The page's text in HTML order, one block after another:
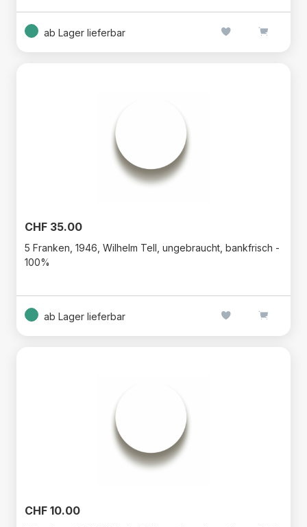
ab Lager lieferbar
CHF 35.00
5 Franken, 1946, Wilhelm Tell, ungebraucht, bankfrisch -
100%
ab Lager lieferbar
CHF 10.00